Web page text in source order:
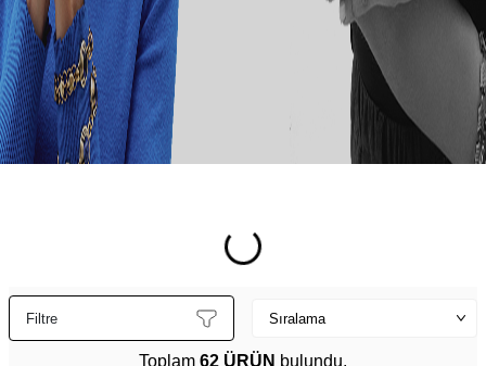
Filtre
Toplam 62 ÜRÜN bulundu.